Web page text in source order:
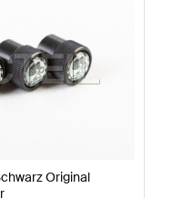
Original